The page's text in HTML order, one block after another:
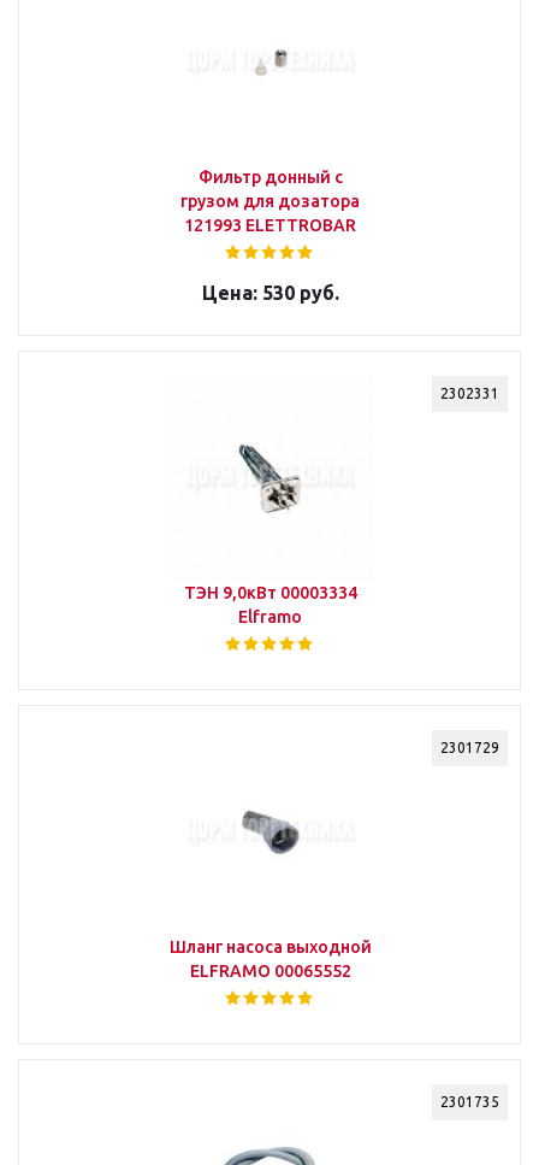
Фильтр донный с
грузом для дозатора
121993 ELETTROBAR
530 руб.
2302331
ТЭН 9,0кВт 00003334
Elframo
2301729
Шланг насоса выходной
ELFRAMO 00065552
2301735